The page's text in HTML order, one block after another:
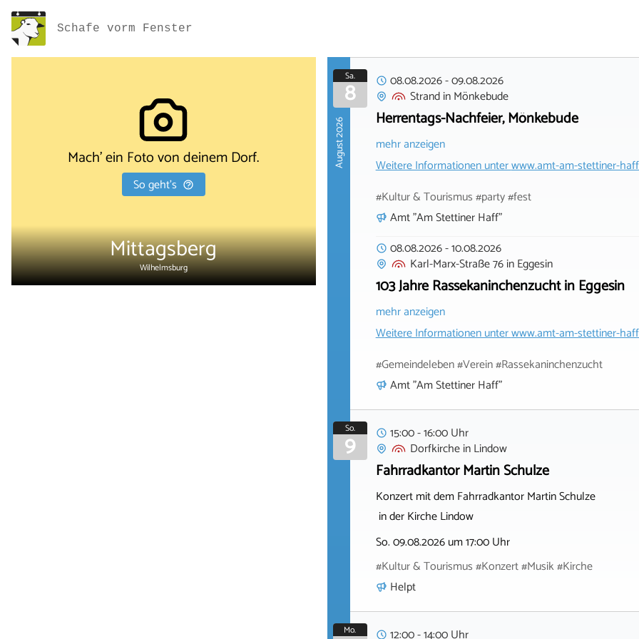
Schafe vorm Fenster
Mach' ein Foto von deinem Dorf.
So geht's
Mittagsberg
Wilhelmsburg
August 2026
Sa.
8 08.08.2026-09.08.2026
StrandinMönkebude
Herrentags-Nachfeier, Mönkebude
mehr anzeigen
Weitere Informationen unterwww.amt-am-stettiner-
#Kultur & Tourismus #party #fest
Amt "Am Stettiner Haff"
08.08.2026-10.08.2026
Karl-Marx-Straße 76inEggesin
103 Jahre Rassekaninchenzucht in Eggesin
mehr anzeigen
Weitere Informationen unterwww.amt-am-stettiner-
#Gemeindeleben #Verein #Rassekaninchenzucht
Amt "Am Stettiner Haff"
So.
9
15:00 - 16:00 Uhr
DorfkircheinLindow
Fahrradkantor Martin Schulze
Konzert mit dem Fahrradkantor Martin Schulze
in der Kirche Lindow
So. 09.08.2026 um 17:00 Uhr
#Kultur & Tourismus #Konzert #Musik #Kirche
Helpt
Mo. 12:00 - 14:00 Uhr